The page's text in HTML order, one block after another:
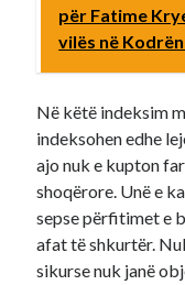
për Fatime
vilës në
Në këtë indeksim
indeksohen edhe
ajo nuk e kupton
shoqërore. Unë e
sepse përfitimet e
afat të shkurtër.
sikurse nuk janë